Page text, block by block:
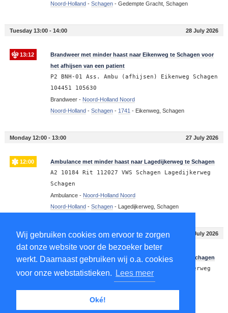
Wij gebruiken cookies om ervoor te zorgen
dat onze website voor de bezoeker beter
werkt. Daarnaast gebruiken wij o.a. cookies
voor onze webstatistieken.
Lees meer
Oké!
Noord-Holland- Schagen- Gedempte Gracht, Schagen
Tuesday 13:00 - 14:00 28 July 2026
13:12
Brandweer met minder haast naar Eikenweg te Schagen voor
het afhijsen van een patient
P2 BNH-01 Ass. Ambu (afhijsen) Eikenweg Schagen
104451 105630
Brandweer - Noord-Holland Noord
Noord-Holland- Schagen- 1741 - Eikenweg, Schagen
Monday 12:00 - 13:00 27 July 2026
12:00 Ambulance met minder haast naar Lagedijkerweg te Schagen
A2 10184 Rit 112027 VWS Schagen Lagedijkerweg
Schagen
Ambulance - Noord-Holland Noord
Noord-Holland- Schagen- Lagedijkerweg, Schagen
Monday 09:00 - 10:00 27 July 2026
09:08 Ambulance met minder haast naar Lagedijkerweg te Schagen
A2 10189 Rit 111926 VWS Schagen Lagedijkerweg
Ambulance -Noord-Holland Noord
-Schagen